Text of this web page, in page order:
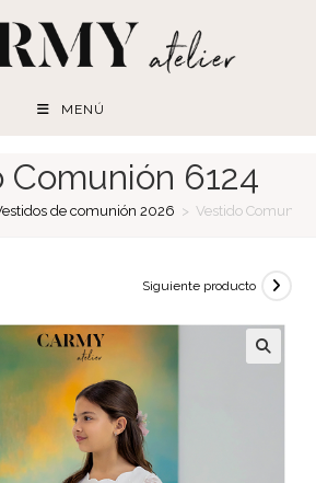
MENÚ
Comunión 6124
de comunión 2026 > Vestido
Siguiente producto